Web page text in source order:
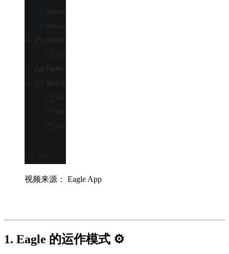
视频来源： Eagle App
1. Eagle 的运作模式 ⚙